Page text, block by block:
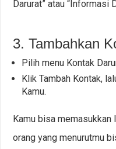
Darurat” atau “Informasi
3. Tambahkan
Pilih menu Kontak
Klik Tambah Kontak,
Kamu.
Kamu bisa
orang yang menurutmu